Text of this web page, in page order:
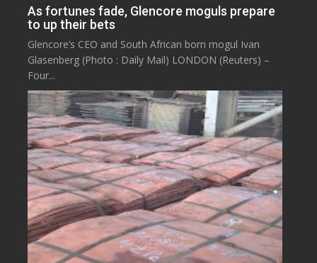
As fortunes fade, Glencore moguls prepare
to up their bets
Glencore’s CEO and South African born mogul Ivan
Glasenberg (Photo : Daily Mail) LONDON (Reuters) –
Four...